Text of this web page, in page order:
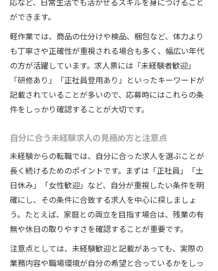
ができます。
軽作業では、商品の仕分けや検品、梱包など、体力より
も丁寧さや正確性が重視される場合も多く、幅広い年代
の方が活躍しています。求人票には「未経験者歓迎」
「研修あり」「正社員登用あり」といったキーワードが
記載されていることが多いので、応募時にはこれらの条
件をしっかり確認することが大切です。
自分に合う未経験求人の見極め方と注意点
未経験からの転職では、自分に合った求人を選ぶことが
長く続けるためのポイントです。まずは「正社員」「土
日休み」「女性歓迎」など、自分が重視したい条件を明
確にし、その条件に合致する求人を中心に探しましょ
う。たとえば、家庭との両立を目指す場合は、残業の有
無や休日の取りやすさを確認することが重要です。
注意点としては、未経験歓迎と記載があっても、実際の
業務内容や職場環境が自分の希望と合っているかをしっ